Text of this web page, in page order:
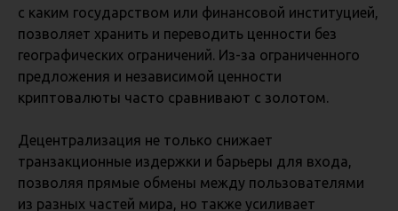
с каким государством или финансовой институцией,
позволяет хранить и переводить ценности без
географических ограничений. Из-за ограниченного
предложения и независимой ценности
криптовалюты часто сравнивают с золотом.
Децентрализация не только снижает
транзакционные издержки и барьеры для входа,
позволяя прямые обмены между пользователями
из разных частей мира, но также усиливает